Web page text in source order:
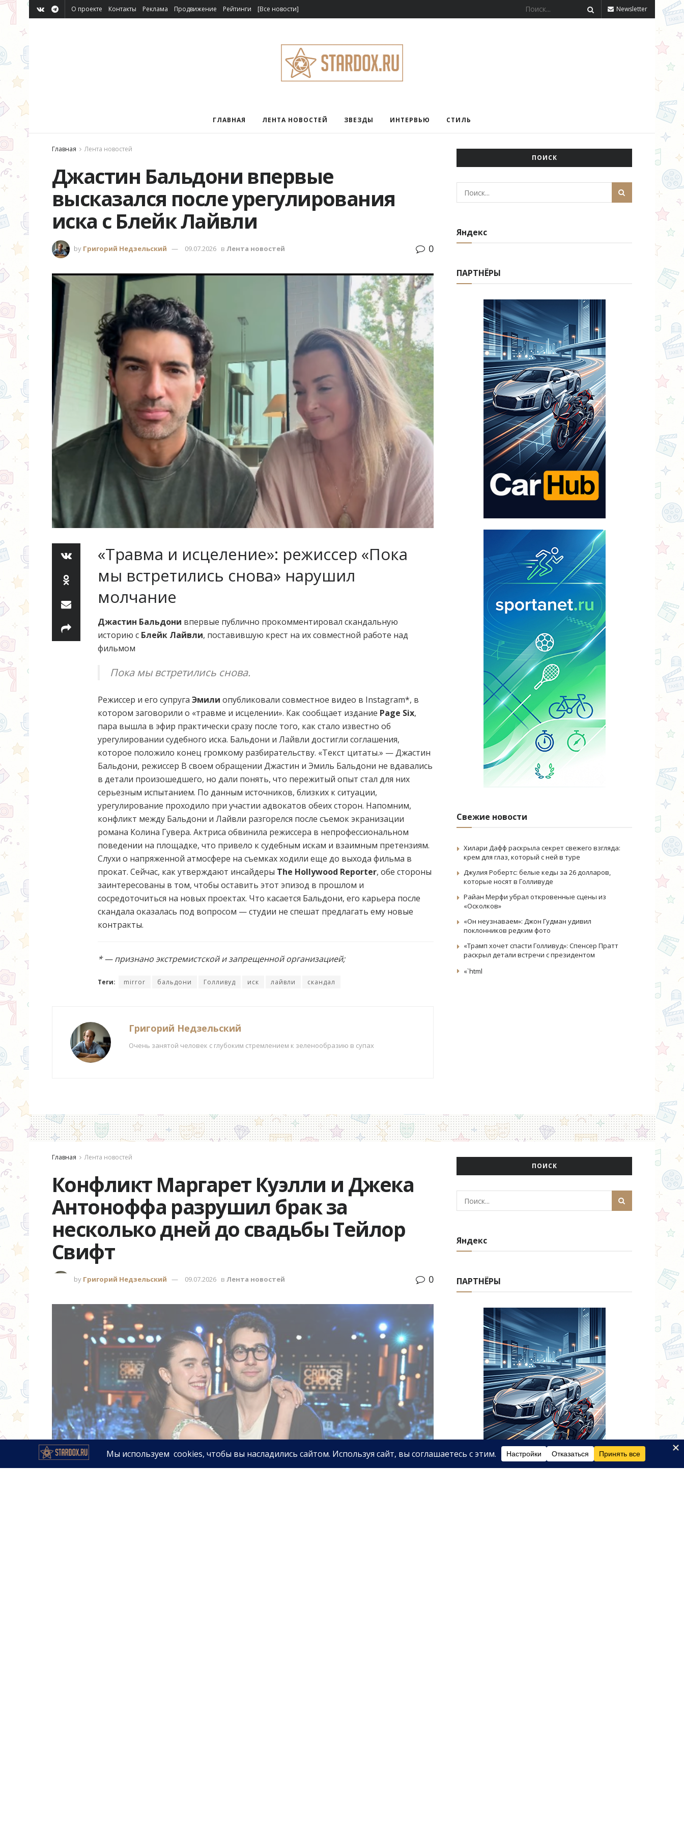
О проекте Контакты Реклама Продвижение Рейтинги [Все новости] Newsletter
ГЛАВНАЯ ЛЕНТА НОВОСТЕЙ ЗВЕЗДЫ ИНТЕРВЬЮ СТИЛЬ
Главная Лента новостей
Джастин Бальдони впервые
высказался после урегулирования
иска с Блейк Лайвли
by Григорий Недзельский 09.07.2026 в Лента новостей 0
«Травма и исцеление»: режиссер «Пока
мы встретились снова» нарушил
молчание
Джастин Бальдони впервые публично прокомментировал скандальную
историю с Блейк Лайвли, поставившую крест на их совместной работе над
фильмом
Пока мы встретились снова.
Режиссер и его супруга Эмили опубликовали совместное видео в Instagram*, в
котором заговорили о «травме и исцелении». Как сообщает издание Page Six,
пара вышла в эфир практически сразу после того, как стало известно об
урегулировании судебного иска. Бальдони и Лайвли достигли соглашения,
которое положило конец громкому разбирательству. «Текст цитаты.» — Джастин
Бальдони, режиссер В своем обращении Джастин и Эмиль Бальдони не вдавались
в детали произошедшего, но дали понять, что пережитый опыт стал для них
серьезным испытанием. По данным источников, близких к ситуации,
урегулирование проходило при участии адвокатов обеих сторон. Напомним,
конфликт между Бальдони и Лайвли разгорелся после съемок экранизации
романа Колина Гувера. Актриса обвинила режиссера в непрофессиональном
поведении на площадке, что привело к судебным искам и взаимным претензиям.
Слухи о напряженной атмосфере на съемках ходили еще до выхода фильма в
прокат. Сейчас, как утверждают инсайдеры The Hollywood Reporter, обе стороны
заинтересованы в том, чтобы оставить этот эпизод в прошлом и
сосредоточиться на новых проектах. Что касается Бальдони, его карьера после
скандала оказалась под вопросом — студии не спешат предлагать ему новые
контракты.
* — признано экстремистской и запрещенной организацией;
Теги: mirror бальдони Голливуд иск лайвли скандал
Григорий Недзельский
Очень занятой человек с глубоким стремлением к зеленообразию в супах
ПОИСК
Яндекс
ПАРТНЁРЫ
Свежие новости
Хилари Дафф раскрыла секрет свежего взгляда:
крем для глаз, который с ней в туре
Джулия Робертс: белые кеды за 26 долларов,
которые носят в Голливуде
Райан Мерфи убрал откровенные сцены из
«Осколков»
«Он неузнаваем»: Джон Гудман удивил
поклонников редким фото
«Трамп хочет спасти Голливуд»: Спенсер Пратт
раскрыл детали встречи с президентом
«`html
Главная Лента новостей
Конфликт Маргарет Куэлли и Джека
Антоноффа разрушил брак за
несколько дней до свадьбы Тейлор
Свифт
by Григорий Недзельский 09.07.2026 в Лента новостей 0
ПОИСК
Яндекс
ПАРТНЁРЫ